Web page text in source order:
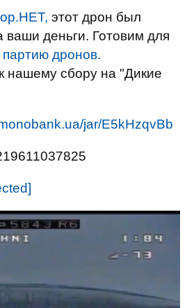
этот дрон был
ваши деньги. Готовим для
дронов.
нашему сбору на "Дикие
jar/E5kHzqvBb